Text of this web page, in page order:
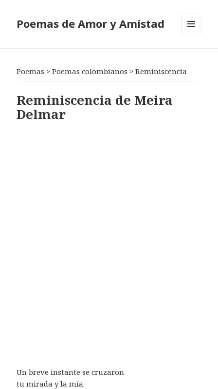
Poemas de Amor y Amistad
Poemas >Poemas colombianos >Reminiscencia
Reminiscencia de Meira
Delmar
Un breve instante se cruzaron
tu mirada y la mía.